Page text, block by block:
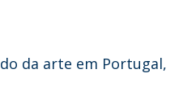
da arte em Portugal,